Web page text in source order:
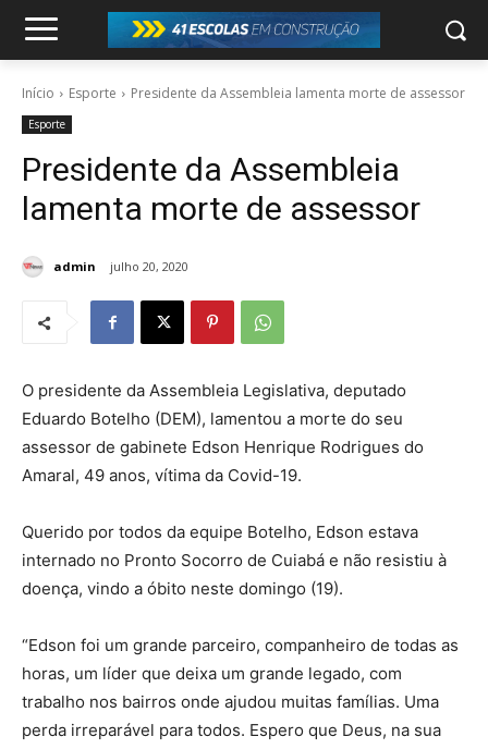
Início Esporte Presidente da Assembleia lamenta morte de assessor
Esporte
Presidente da Assembleia
lamenta morte de assessor
admin julho 20, 2020
O presidente da Assembleia Legislativa, deputado
Eduardo Botelho (DEM), lamentou a morte do seu
assessor de gabinete Edson Henrique Rodrigues do
Amaral, 49 anos, vítima da Covid-19.
Querido por todos da equipe Botelho, Edson estava
internado no Pronto Socorro de Cuiabá e não resistiu à
doença, vindo a óbito neste domingo (19).
“Edson foi um grande parceiro, companheiro de todas as
horas, um líder que deixa um grande legado, com
trabalho nos bairros onde ajudou muitas famílias. Uma
perda irreparável para todos. Espero que Deus, na sua